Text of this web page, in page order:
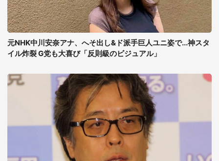
元NHK中川安奈アナ、へそ出し&ド派手巨人ユニ姿で...神スタ
イル炸裂 G党も大喜び「反則級のビジュアル」